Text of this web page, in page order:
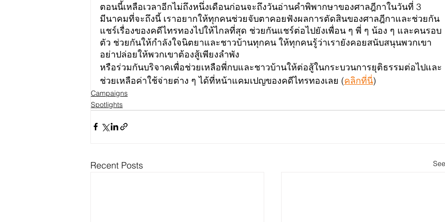
ตอนนี้เหลือเวลาอีกไม่ถึงหนึ่งเดือนก่อนจะถึงวันอ่านคำพิพากษาของศาลฎีกาในวันที่ 3
มีนาคมที่จะถึงนี้ เราอยากให้ทุกคนช่วยจับตาคอยฟังผลการตัดสินของศาลฎีกาและช่วยกัน
แชร์เรื่องของคดีไทรทองไปให้ไกลที่สุด ช่วยกันแชร์ต่อไปยังเพื่อน ๆ พี่ ๆ น้อง ๆ และคนรอบ
ตัว ช่วยกันให้กำลังใจนิตยาและชาวบ้านทุกคน ให้ทุกคนรู้ว่าเรายังคอยสนับสนุนพวกเขา
อย่าปล่อยให้พวกเขาต้องสู้เพียงลำพัง
หรือร่วมกันบริจาคเพื่อช่วยเหลือพี่กบและชาวบ้านให้ต่อสู้ในกระบวนการยุติธรรมต่อไปและ
ช่วยเหลือค่าใช้จ่ายต่าง ๆ ได้ที่หน้าแคมเปญของคดีไทรทองเลย (คลิกที่นี่)
Campaigns
Spotlights
Recent Posts